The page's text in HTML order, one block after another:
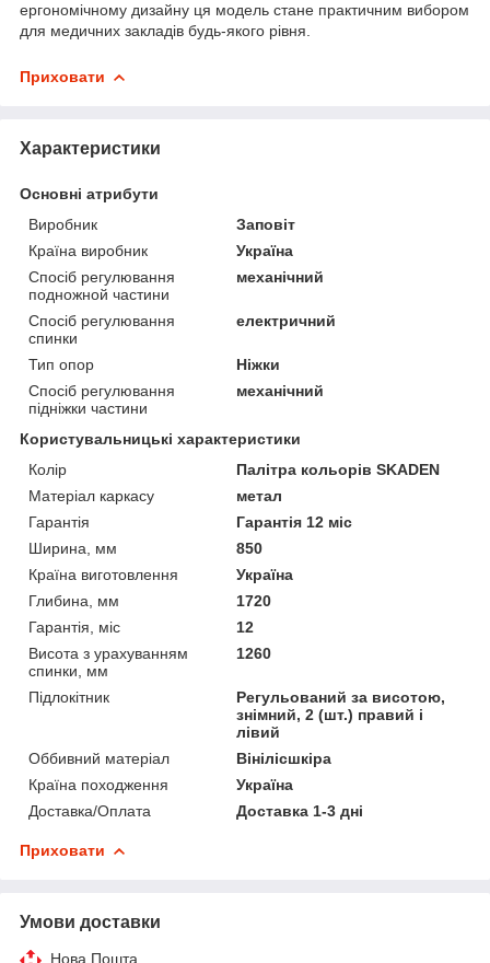
ергономічному дизайну ця модель стане практичним вибором
для медичних закладів будь-якого рівня.
Приховати
Характеристики
Основні атрибути
Виробник
Заповіт
Країна виробник
Україна
Спосіб регулювання
подножной частини
механічний
Спосіб регулювання
спинки
електричний
Тип опор
Ніжки
Спосіб регулювання
підніжки частини
механічний
Користувальницькі характеристики
Колір
Палітра кольорів SKADEN
Матеріал каркасу
метал
Гарантія
Гарантія 12 міс
Ширина, мм
850
Країна виготовлення
Україна
Глибина, мм
1720
Гарантія, міс
12
Висота з урахуванням
спинки, мм
1260
Підлокітник
Регульований за висотою,
знімний, 2 (шт.) правий і
лівий
Оббивний матеріал
Вінілісшкіра
Країна походження
Україна
Доставка/Оплата
Доставка 1-3 дні
Приховати
Умови доставки
Нова Пошта